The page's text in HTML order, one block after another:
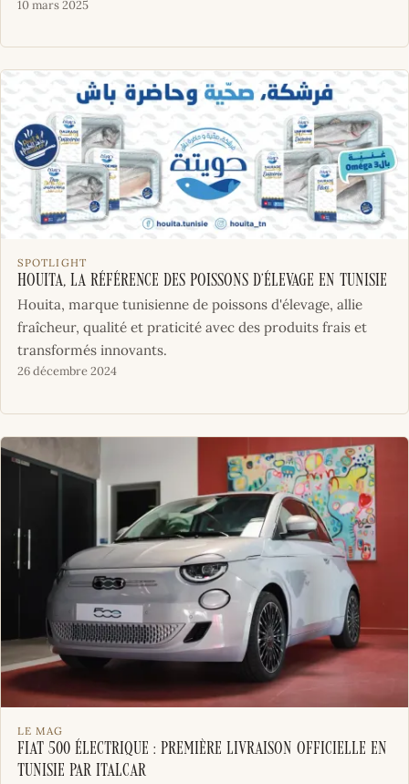
10 mars 2025
SPOTLIGHT
Houita, la Référence des Poissons d’Élevage en Tunisie
Houita, marque tunisienne de poissons d'élevage, allie
fraîcheur, qualité et praticité avec des produits frais et
transformés innovants.
26 décembre 2024
LE MAG
Fiat 500 électrique : première livraison officielle en
Tunisie par Italcar